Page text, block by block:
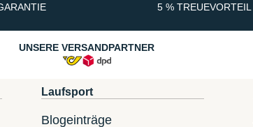
5 % TREUEVORTEIL
UNSERE VERSANDPARTNER
Laufsport
Blogeinträge